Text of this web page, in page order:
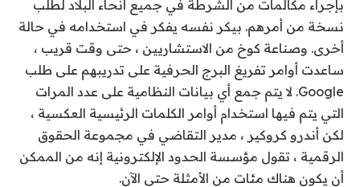
بإجراء مكالمات من الشرطة في جميع أنحاء البلاد لطلب
نسخة من أمرهم. بيكر نفسه يفكر في استخدامه في حالة
أخرى. وصناعة كوخ من الاستشاريين ، حتى وقت قريب ،
ساعدت أوامر تفريغ البرج الحرفية على تدريبهم على طلب
Google. لا يتم جمع أي بيانات النظامية على عدد المرات
التي يتم فيها استخدام أوامر الكلمات الرئيسية العكسية ،
لكن أندرو كروكير ، مدير التقاضي في مجموعة الحقوق
الرقمية ، تقول مؤسسة الحدود الإلكترونية إنه من الممكن
أن يكون هناك مئات من الأمثلة حتى الآن.